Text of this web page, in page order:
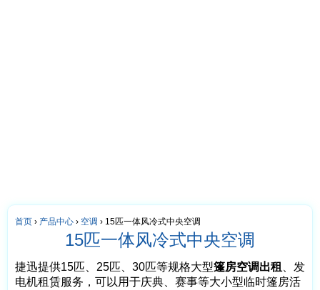
首页 › 产品中心 › 空调 › 15匹一体风冷式中央空调
15匹一体风冷式中央空调
捷迅提供15匹、25匹、30匹等规格大型篷房空调出租
、发
电机租赁服务，可以用于庆典、赛事等大小型临时篷房活